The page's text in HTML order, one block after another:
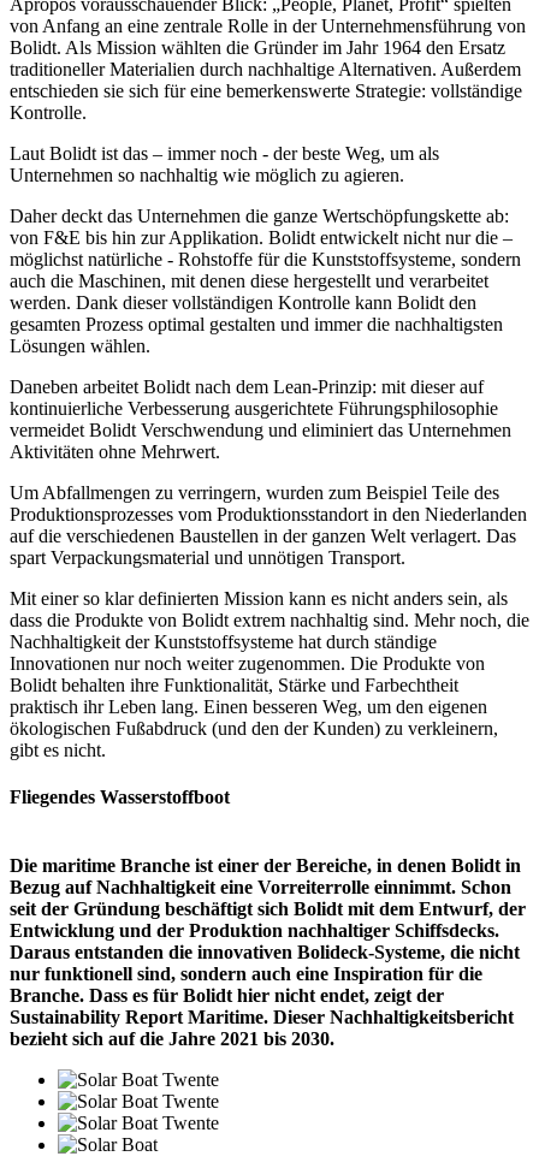
von Anfang an eine zentrale Rolle in der Unternehmensführung von
Bolidt. Als Mission wählten die Gründer im Jahr 1964 den Ersatz
traditioneller Materialien durch nachhaltige Alternativen. Außerdem
entschieden sie sich für eine bemerkenswerte Strategie: vollständige
Kontrolle.
Laut Bolidt ist das – immer noch - der beste Weg, um als
Unternehmen so nachhaltig wie möglich zu agieren.
Daher deckt das Unternehmen die ganze Wertschöpfungskette ab:
von F&E bis hin zur Applikation. Bolidt entwickelt nicht nur die –
möglichst natürliche - Rohstoffe für die Kunststoffsysteme, sondern
auch die Maschinen, mit denen diese hergestellt und verarbeitet
werden. Dank dieser vollständigen Kontrolle kann Bolidt den
gesamten Prozess optimal gestalten und immer die nachhaltigsten
Lösungen wählen.
Daneben arbeitet Bolidt nach dem Lean-Prinzip: mit dieser auf
kontinuierliche Verbesserung ausgerichtete Führungsphilosophie
vermeidet Bolidt Verschwendung und eliminiert das Unternehmen
Aktivitäten ohne Mehrwert.
Um Abfallmengen zu verringern, wurden zum Beispiel Teile des
Produktionsprozesses vom Produktionsstandort in den Niederlanden
auf die verschiedenen Baustellen in der ganzen Welt verlagert. Das
spart Verpackungsmaterial und unnötigen Transport.
Mit einer so klar definierten Mission kann es nicht anders sein, als
dass die Produkte von Bolidt extrem nachhaltig sind. Mehr noch, die
Nachhaltigkeit der Kunststoffsysteme hat durch ständige
Innovationen nur noch weiter zugenommen. Die Produkte von
Bolidt behalten ihre Funktionalität, Stärke und Farbechtheit
praktisch ihr Leben lang. Einen besseren Weg, um den eigenen
ökologischen Fußabdruck (und den der Kunden) zu verkleinern,
gibt es nicht.
Fliegendes Wasserstoffboot
Die maritime Branche ist einer der Bereiche, in denen Bolidt in
Bezug auf Nachhaltigkeit eine Vorreiterrolle einnimmt. Schon
seit der Gründung beschäftigt sich Bolidt mit dem Entwurf, der
Entwicklung und der Produktion nachhaltiger Schiffsdecks.
Daraus entstanden die innovativen Bolideck-Systeme, die nicht
nur funktionell sind, sondern auch eine Inspiration für die
Branche. Dass es für Bolidt hier nicht endet, zeigt der
Sustainability Report Maritime. Dieser Nachhaltigkeitsbericht
bezieht sich auf die Jahre 2021 bis 2030.